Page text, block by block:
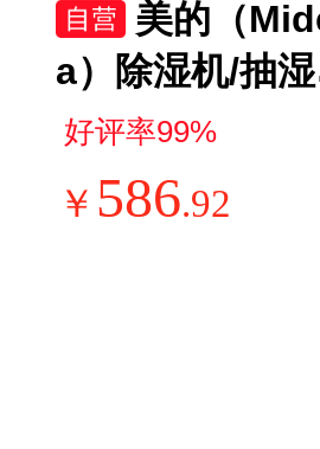
￥ 586.92
美的（
a）除湿机/抽
2升/天 自营家
㎡轻音小型回
客厅卧室内防
好评率99%